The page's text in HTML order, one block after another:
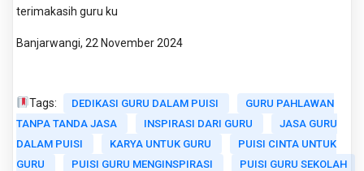
terimakasih guru ku
Banjarwangi, 22 November 2024
Tags: DEDIKASI GURU DALAM PUISI
GURU PAHLAWAN
TANPA TANDA JASA
INSPIRASI DARI GURU
JASA GURU
DALAM PUISI
KARYA UNTUK GURU
PUISI CINTA UNTUK
GURU
PUISI GURU MENGINSPIRASI
PUISI GURU SEKOLAH